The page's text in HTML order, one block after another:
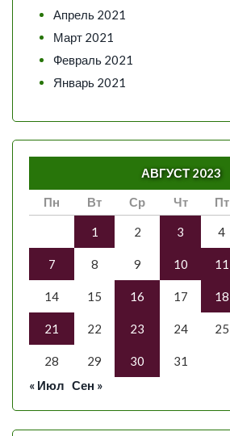
Апрель 2021
Март 2021
Февраль 2021
Январь 2021
АВГУСТ 2023
Пн
Вт Ср Чт Пт
1 2 3 4
7 8 9 10 11
14 15 16 17 18
21 22 23 24 25
28 29 30
31
« Июл Сен »